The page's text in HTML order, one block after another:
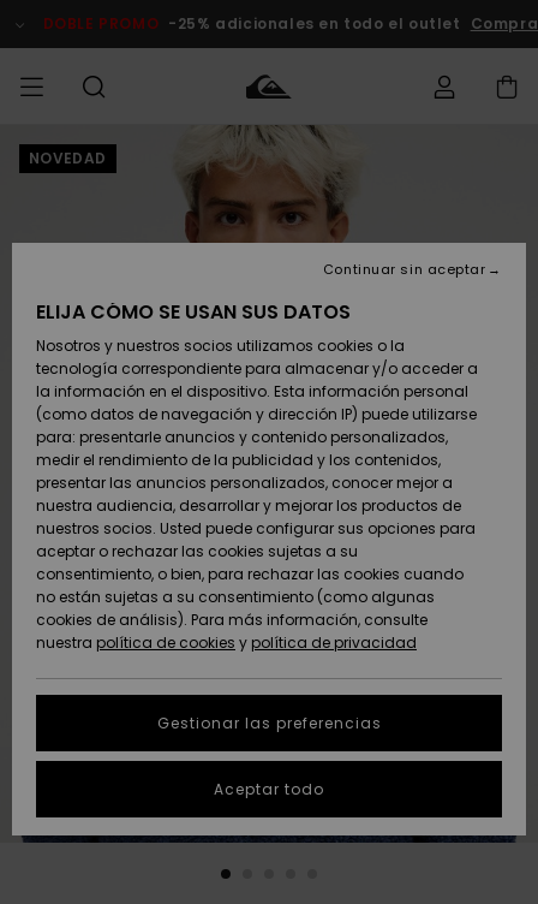
del
DOBLE PROMO -25% adicionales en todo el outlet Comprar
HOMBRE Ropa
Zapatos y
chanclas
Surf
Snow
Novedades
Destacados
Ropa
Zapatos y
chanclas
Surf
Snow
Novedades
Destacados
Shop
Destacados
Snow
SURF
Surf Shop
Highlights
Comunidad
SNOW
Tienda
Hombre
Snow Niños
Tienda
Snow Mujer
Destacados
Comunidad
DOBLE
PROMO
Outlet
Outlet
Mujer
AYUDA &
CONTACTO
Accede a tu
pedido
Envio
Devoluciones
Pago
Tarjeta de
regalo
Quiksilver
Freedom
Protección de
datos
personales
Inicia una
conversación
la respuesta
más rápida a
SOSTENIBILIDAD
NOVEDAD
ELIJA CÓMO SE USAN SUS DATOS
Nosotros y nuestros socios utilizamos cookies o la
tecnología correspondiente para almacenar y/o acceder a
la información en el dispositivo. Esta información personal
(como datos de navegación y dirección IP) puede utilizarse
para: presentarle anuncios y contenido personalizados,
medir el rendimiento de la publicidad y los contenidos,
presentar las anuncios personalizados, conocer mejor a
nuestra audiencia, desarrollar y mejorar los productos de
nuestros socios. Usted puede configurar sus opciones para
aceptar o rechazar las cookies sujetas a su
consentimiento, o bien, para rechazar las cookies cuando
no están sujetas a su consentimiento (como algunas
cookies de análisis). Para más información, consulte
nuestra política de cookies y política de privacidad
Gestionar las preferencias
Continuar sin aceptar
Aceptar todo